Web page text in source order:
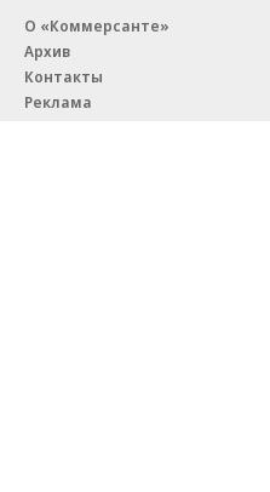
О «Коммерсанте»
Архив
Контакты
Реклама